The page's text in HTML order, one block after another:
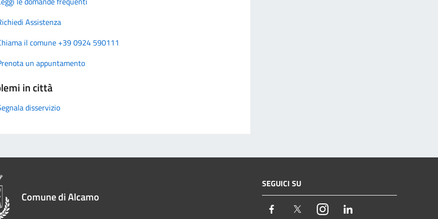
Assistenza
il comune +39 0924 590111
un appuntamento
in città
disservizio
Comune di Alcamo
SEGUICI SU
Facebook TwitterInstagram